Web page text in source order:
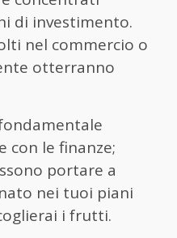
di investimento.
nel commercio o
otterranno
con le finanze;
portare a
nei tuoi piani
i frutti.